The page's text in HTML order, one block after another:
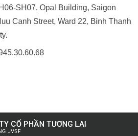
SH07, Opal Building, Saigon
Canh Street, Ward 22, Binh Thanh